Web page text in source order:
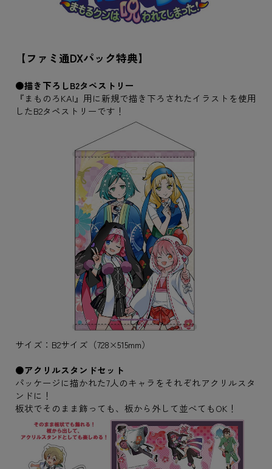
【ファミ通DXパック特典】
●描き下ろしB2タペストリー
『まものろKAI』用に新規で描き下ろされたイラストを使用
したB2タペストリーです！
サイズ：B2サイズ（728×515mm）
●アクリルスタンドセット
パッケージに描かれた7人のキャラをそれぞれアクリルスタ
ンドに！
板状でそのまま飾っても、板から外して並べてもOK！